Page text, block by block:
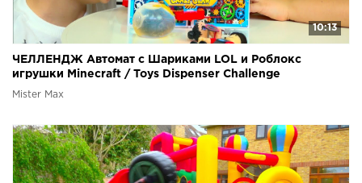
10:13
ЧЕЛЛЕНДЖ Автомат с Шариками LOL и Роблокс
игрушки Minecraft / Toys Dispenser Challenge
Mister Max